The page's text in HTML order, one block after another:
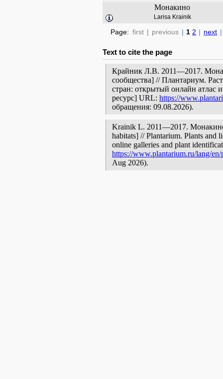
Монакино
Larisa Krainik
Page: first | previous | 1 2 | next |
Text to cite the page
Крайник Л.В. 2011—2017.
сообщества] // Плантариум.
стран: открытый онлайн атлас
ресурс] URL: https://
обращения: 09.08.2026).
Krainik L. 2011—2017. Монакино
habitats] // Plantarium. Plants and
online galleries and plant
https://www.plantarium.ru/lang/
Aug 2026).